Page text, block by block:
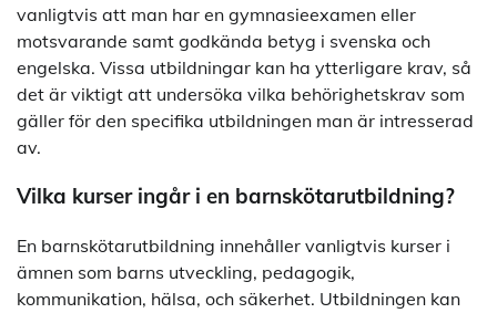
vanligtvis att man har en gymnasieexamen eller
motsvarande samt godkända betyg i svenska och
engelska. Vissa utbildningar kan ha ytterligare krav, så
det är viktigt att undersöka vilka behörighetskrav som
gäller för den specifika utbildningen man är intresserad
av.
Vilka kurser ingår i en barnskötarutbildning?
En barnskötarutbildning innehåller vanligtvis kurser i
ämnen som barns utveckling, pedagogik,
kommunikation, hälsa, och säkerhet. Utbildningen kan